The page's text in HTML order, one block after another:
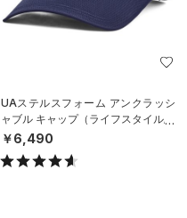
UAステルスフォーム アンクラッシ
ャブル キャップ（ライフスタイル/U
NISEX）
￥6,490